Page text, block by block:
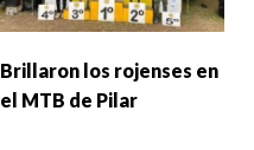
Brillaron los rojenses en
el MTB de Pilar